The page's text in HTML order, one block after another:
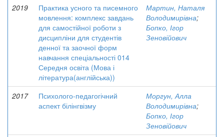
2019
Практика усного та писемного
мовлення: комплекс завдань
для самостійної роботи з
дисципліни для студентів
денної та заочної форм
навчання спеціальності 014
Середня освіта (Мова і
література(англійська))
Мартин, Наталя
Володимирівна;
Бопко, Ігор
Зеновійович
2017
Психолого-педагогічний
аспект білінгвізму
Моргун, Алла
Володимирівна;
Бопко, Ігор
Зеновійович